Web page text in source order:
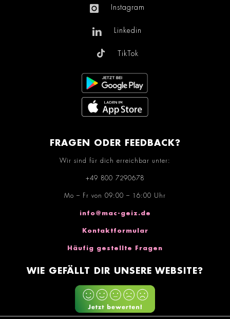
Instagram
Linkedin
TikTok
FRAGEN ODER FEEDBACK?
Wir sind für dich erreichbar unter:
+49 800 7290678
Mo – Fr von 09:00 – 16:00 Uhr
info@mac-geiz.de
Kontaktformular
Häufig gestellte Fragen
WIE GEFÄLLT DIR UNSERE WEBSITE?